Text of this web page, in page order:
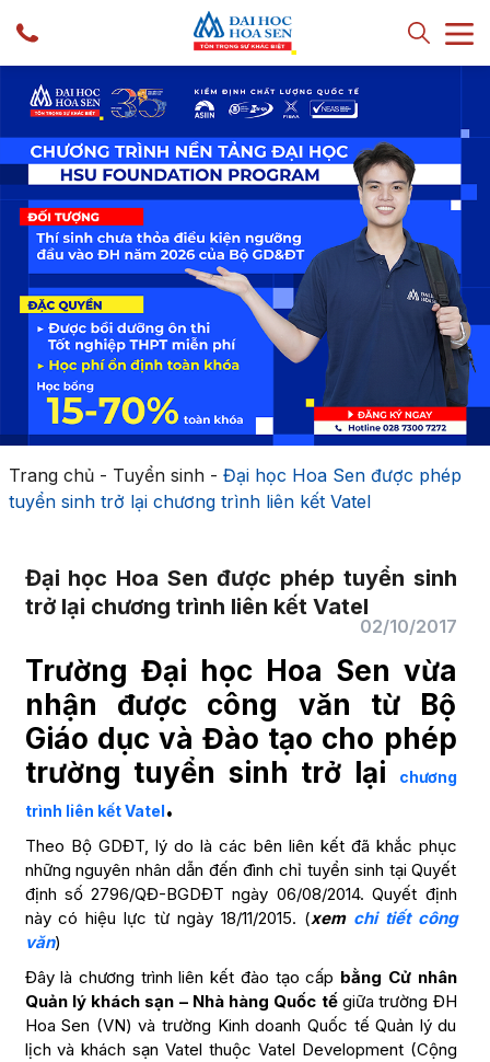
Trang chủ- Tuyển sinh- Đại học Hoa Sen được phép
tuyển sinh trở lại chương trình liên kết Vatel
Đại học Hoa Sen được phép tuyển sinh
trở lại chương trình liên kết Vatel
02/10/2017
Trường Đại học Hoa Sen vừa
nhận được công văn từ Bộ
Giáo dục và Đào tạo cho phép
trường tuyển sinh trở lại
chương
trình liên kết Vatel.
Theo Bộ GDĐT, lý do là các bên liên kết đã khắc phục
những nguyên nhân dẫn đến đình chỉ tuyển sinh tại Quyết
định số 2796/QĐ-BGDĐT ngày 06/08/2014. Quyết định
này có hiệu lực từ ngày 18/11/2015. (xem chi tiết công
văn)
Đây là chương trình liên kết đào tạo cấp bằng Cử nhân
Quản lý khách sạn – Nhà hàng Quốc tếgiữa trường ĐH
Hoa Sen (VN) và trường Kinh doanh Quốc tế Quản lý du
lịch và khách sạn Vatel thuộc Vatel Development (Cộng